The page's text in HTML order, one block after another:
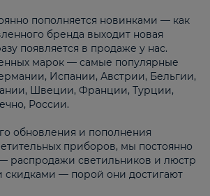
пополняется новинками — как
бренда выходит новая
появляется в продаже у нас.
марок — самые популярные
Испании, Австрии, Бельгии,
Швеции, Франции, Турции,
России.
обновления и пополнения
приборов, мы постоянно
распродажи светильников и люстр
скидками — порой они достигают